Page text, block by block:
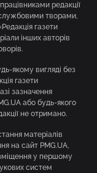
редакції
службовими творами,
газети
інших авторів
якому вигляді без
газети
зазначення
або будь-якого
не отримано.
матеріалів
на сайт PMG.UA,
у першому
систем